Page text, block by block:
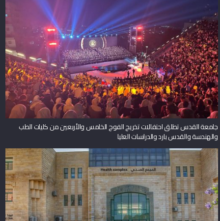
جامعة القدس تطلق احتفالات تخريج الفوج الخامس والأربعين من كليات الطب
والهندسة والقدس بارد والدراسات العليا